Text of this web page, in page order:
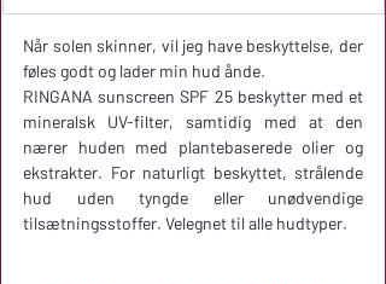
Når solen skinner, vil jeg have beskyttelse, der
føles godt og lader min hud ånde.
RINGANA sunscreen SPF 25 beskytter med et
mineralsk UV-filter, samtidig med at den
nærer huden med plantebaserede olier og
ekstrakter. For naturligt beskyttet, strålende
hud uden tyngde eller unødvendige
tilsætningsstoffer. Velegnet til alle hudtyper.